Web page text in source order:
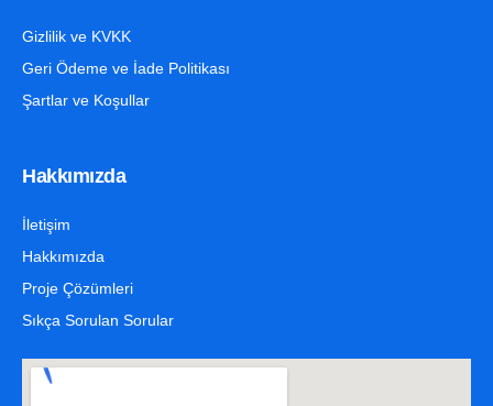
Gizlilik ve KVKK
Geri Ödeme ve İade Politikası
Şartlar ve Koşullar
Hakkımızda
İletişim
Hakkımızda
Proje Çözümleri
Sıkça Sorulan Sorular